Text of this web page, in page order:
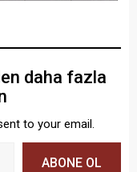
daha fazla
to your email.
ABONE OL